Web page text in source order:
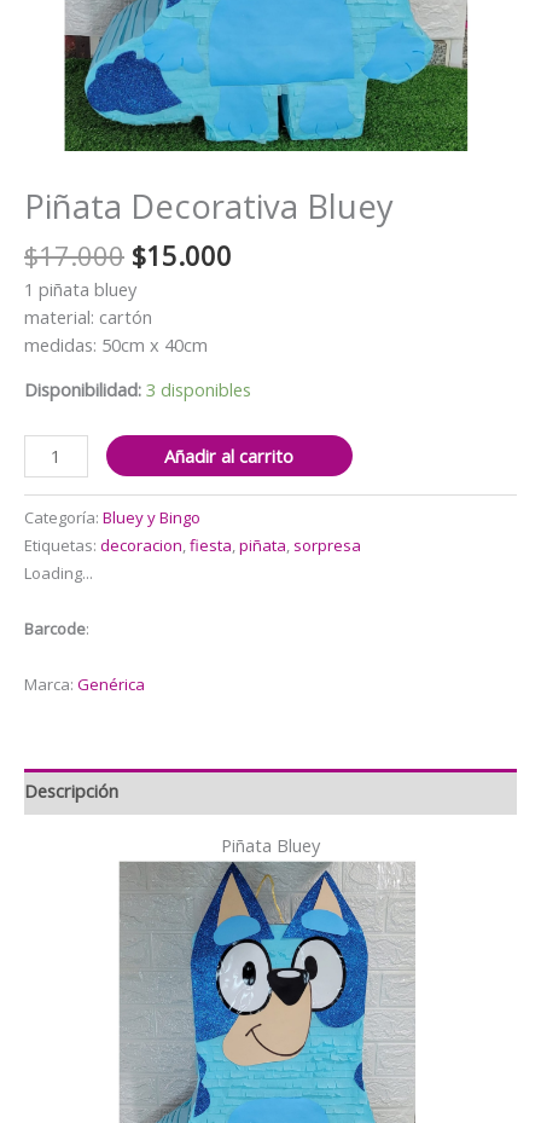
Piñata Decorativa Bluey
$17.000 El
precio
original
era:
$15.000
1 piñata bluey
material: cartón
medidas: 50cm x 40cm
Disponibilidad: 3 disponibles
Piñata
Decorativa
Bluey
cantidad
Añadir al carrito
Categoría: Bluey y Bingo
Etiquetas: decoracion,fiesta,piñata, sorpresa
Loading...
Barcode:
Marca: Genérica
Descripción
Piñata Bluey